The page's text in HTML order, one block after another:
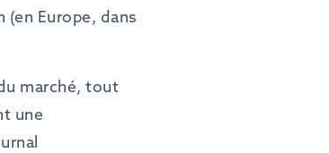
Europe, dans
marché, tout
une